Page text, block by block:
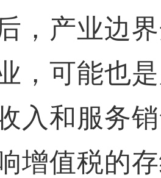
，产业边
，可能也
入和服务
增值税的